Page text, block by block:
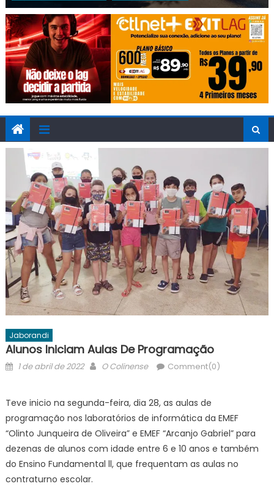
Jaborandi
Alunos Iniciam Aulas De Programação
Posted
1 de abril de 2022 Author
O Colinense Comment(0)
Teve inicio na segunda-feira, dia 28, as aulas de
programação nos laboratórios de informática da EMEF
“Olinto Junqueira de Oliveira” e EMEF “Arcanjo Gabriel” para
dezenas de alunos com idade entre 6 e 10 anos e também
do Ensino Fundamental ll, que frequentam as aulas no
contraturno escolar.